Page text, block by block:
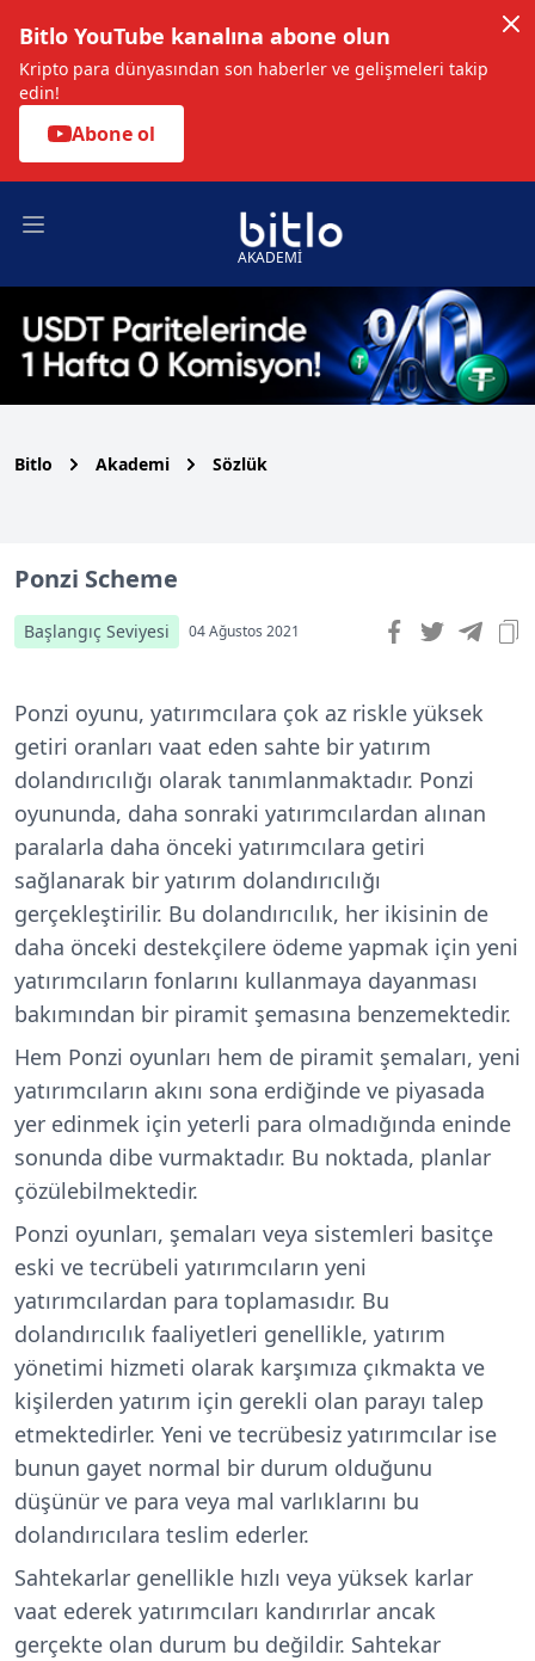
Bitlo YouTube kanalına abone olun
Kripto para dünyasından son haberler ve gelişmeleri takip
edin!
Abone ol
Open main menu
AKADEMİ
Bitlo Akademi Sözlük
Ponzi Scheme
Başlangıç Seviyesi 04 Ağustos 2021
Ponzi oyunu, yatırımcılara çok az riskle yüksek
getiri oranları vaat eden sahte bir yatırım
dolandırıcılığı olarak tanımlanmaktadır. Ponzi
oyununda, daha sonraki yatırımcılardan alınan
paralarla daha önceki yatırımcılara getiri
sağlanarak bir yatırım dolandırıcılığı
gerçekleştirilir. Bu dolandırıcılık, her ikisinin de
daha önceki destekçilere ödeme yapmak için yeni
yatırımcıların fonlarını kullanmaya dayanması
bakımından bir piramit şemasına benzemektedir.
Hem Ponzi oyunları hem de piramit şemaları, yeni
yatırımcıların akını sona erdiğinde ve piyasada
yer edinmek için yeterli para olmadığında eninde
sonunda dibe vurmaktadır. Bu noktada, planlar
çözülebilmektedir.
Ponzi oyunları, şemaları veya sistemleri basitçe
eski ve tecrübeli yatırımcıların yeni
yatırımcılardan para toplamasıdır. Bu
dolandırıcılık faaliyetleri genellikle, yatırım
yönetimi hizmeti olarak karşımıza çıkmakta ve
kişilerden yatırım için gerekli olan parayı talep
etmektedirler. Yeni ve tecrübesiz yatırımcılar ise
bunun gayet normal bir durum olduğunu
düşünür ve para veya mal varlıklarını bu
dolandırıcılara teslim ederler.
Sahtekarlar genellikle hızlı veya yüksek karlar
vaat ederek yatırımcıları kandırırlar ancak
gerçekte olan durum bu değildir. Sahtekar